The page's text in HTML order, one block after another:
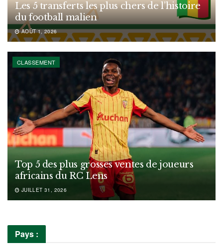
Les 5 transferts les plus chers de l’histoire
du football malien
AOÛT 1, 2026
CLASSEMENT
Top 5 des plus grosses ventes de joueurs
africains du RC Lens
JUILLET 31, 2026
Pays :